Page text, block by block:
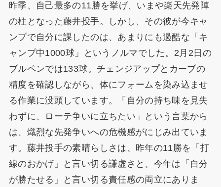
昨季、自己最多の11勝を挙げ、いまや楽天先発陣
の柱となった藤井投手。しかし、その彼が今キャ
ンプで自分に課したのは、あまりにも過酷な「キ
ャンプ中1000球」というノルマでした。2月2日の
ブルペンでは133球。チェンジアップとカーブの
精度を確認しながら、体にフォームを染み込ませ
る作業に没頭しています。「自分の持ち味を見失
わずに、ローテ争いに立ちたい」という言葉から
は、熾烈な先発争いへの危機感がにじみ出ていま
す。藤井投手の素晴らしさは、昨年の11勝を「打
線のおかげ」と言い切る謙虚さと、今年は「自分
が勝たせる」と言い切る責任感の両立にありま